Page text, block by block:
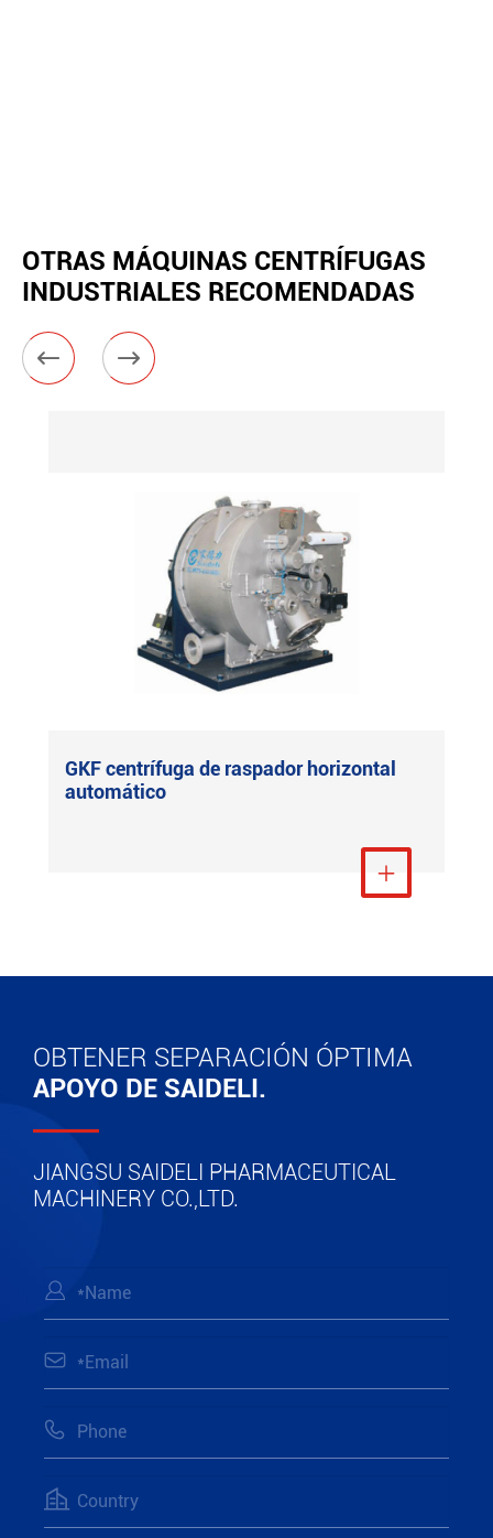
OTRAS MÁQUINAS CENTRÍFUGAS
INDUSTRIALES RECOMENDADAS
 
GKF centrífuga de raspador horizontal
automático
Ver más

OBTENER SEPARACIÓN ÓPTIMA
APOYO DE SAIDELI.
JIANGSU SAIDELI PHARMACEUTICAL
MACHINERY CO.,LTD.



